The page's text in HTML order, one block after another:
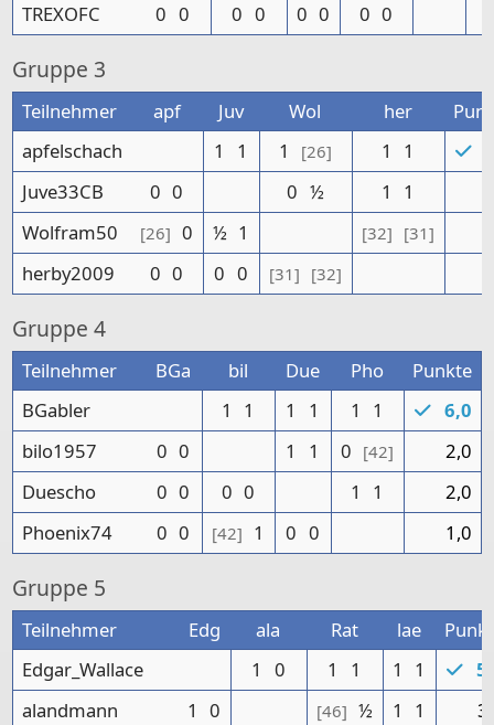
TREXOFC
0 0 0 0 0 0 0 0
Gruppe 3
Teilnehmer apf Juv Wol her
apfelschach
1 1 1 [26] 1 1
Juve33CB
0 0 0 ½ 1 1
Wolfram50
[26] 0 ½ 1 [32] [31]
herby2009
0 0 0 0 [31] [32]
Gruppe 4
Teilnehmer BGa bil Due Pho
Punkte
BGabler
1 1 1 1 1 1
6,0
bilo1957
0 0 1 1 0 [42]
2,0
Duescho
0 0 0 0 1 1
2,0
Phoenix74
0 0 [42] 1 0 0 1,0
Gruppe 5
Teilnehmer Edg ala Rat lae
Edgar_Wallace
1 0 1 1 1 1
alandmann
1 0 [46] ½ 1 1